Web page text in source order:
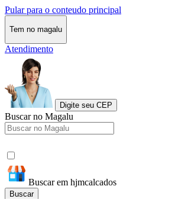
Pular para o conteudo principal
Tem no magalu
Atendimento
Digite seu CEP
Buscar no Magalu
Buscar em hjmcalcados
Buscar